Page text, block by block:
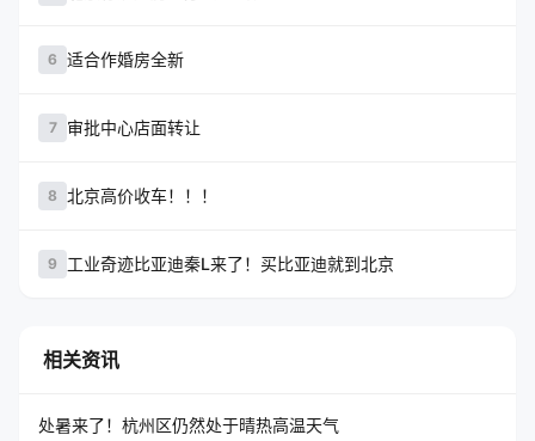
6 适合作婚房全新
7 审批中心店面转让
8 北京高价收车！！！
9 工业奇迹比亚迪秦L来了！买比亚迪就到北京
相关资讯
处暑来了！杭州区仍然处于晴热高温天气